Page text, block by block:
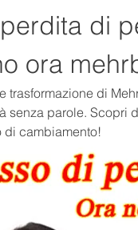
di
ora
trasformazione di
senza parole. Scopri
di cambiamento!